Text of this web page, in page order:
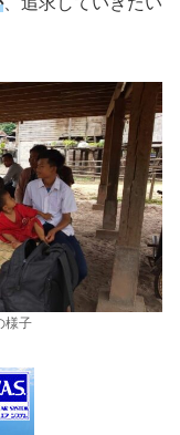
様子